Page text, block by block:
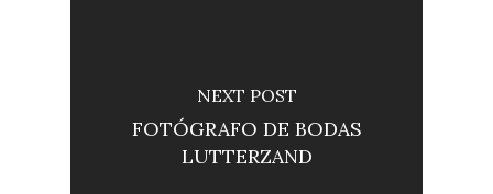
NEXT POST
FOTÓGRAFO DE BODAS
LUTTERZAND